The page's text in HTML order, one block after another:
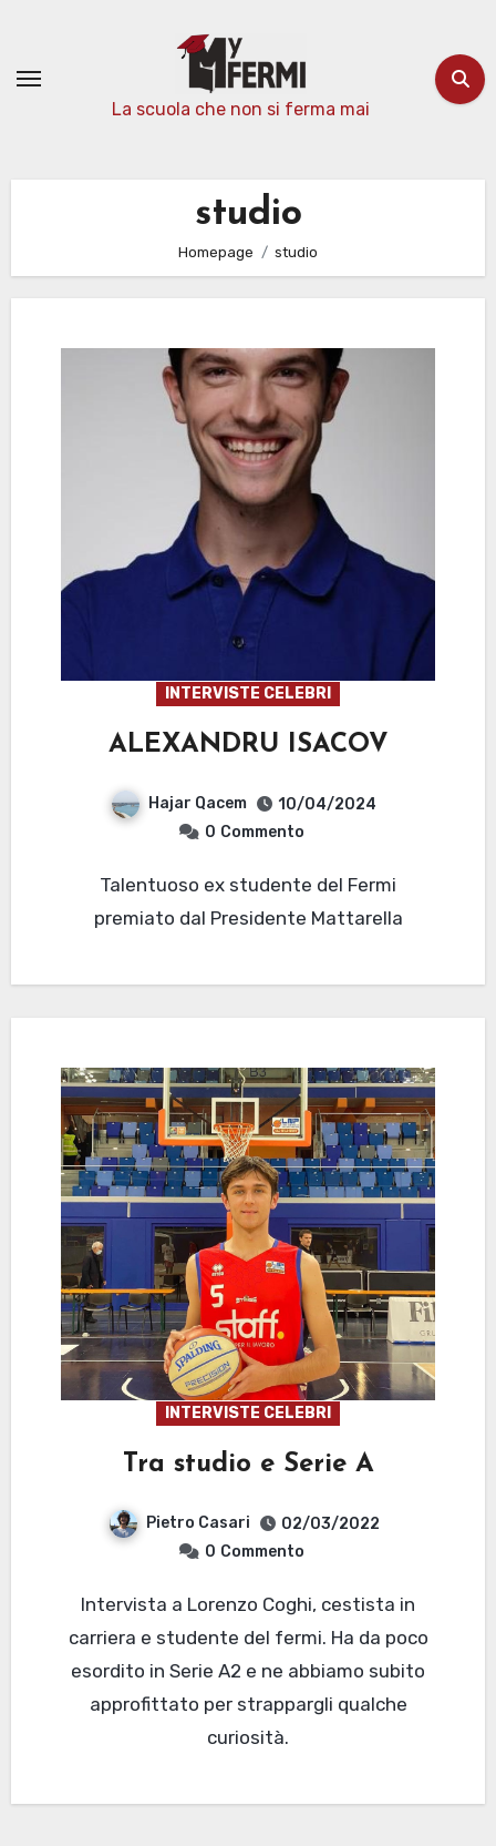
contenuto
La scuola che non si ferma mai
studio
Homepage studio
INTERVISTE CELEBRI
ALEXANDRU ISACOV
Hajar Qacem
10/04/2024
0 Commento
Talentuoso ex studente del Fermi
premiato dal Presidente Mattarella
INTERVISTE CELEBRI
Tra studio e Serie A
Pietro Casari
02/03/2022
0 Commento
Intervista a Lorenzo Coghi, cestista in
carriera e studente del fermi. Ha da poco
esordito in Serie A2 e ne abbiamo subito
approfittato per strappargli qualche
curiosità.